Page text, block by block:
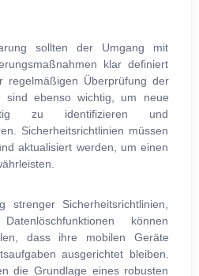
sollten der Umgang mit
klar definiert
regelmäßigen Überprüfung der
sind ebenso wichtig, um neue
zu identifizieren und
Sicherheitsrichtlinien müssen
aktualisiert werden, um einen
strenger Sicherheitsrichtlinien,
können
dass ihre mobilen Geräte
ausgerichtet bleiben.
die Grundlage eines robusten